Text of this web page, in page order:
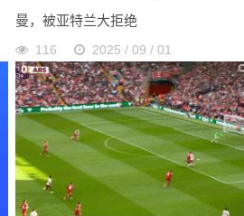
曼，被亚特兰大拒绝
116 2025 / 09 / 01